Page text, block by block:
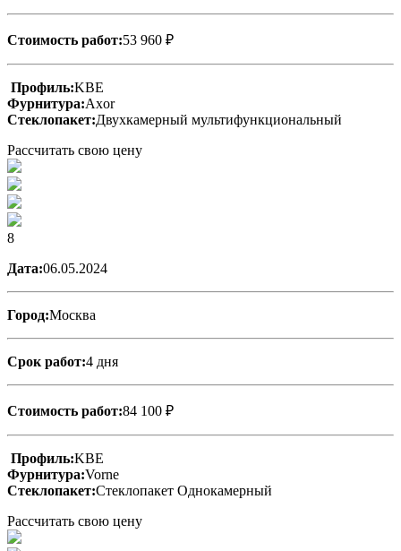
Стоимость работ:53 960 ₽
Профиль:KBE
Фурнитура:Axor
Стеклопакет:Двухкамерный мультифункциональный
Рассчитать свою цену
8
Дата:06.05.2024
Город:Москва
Срок работ:4 дня
Стоимость работ:84 100 ₽
Профиль:KBE
Фурнитура:Vorne
Стеклопакет:Стеклопакет Однокамерный
Рассчитать свою цену